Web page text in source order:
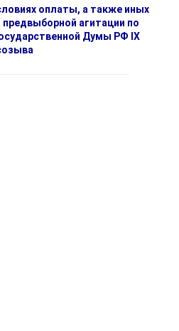
оплаты, а также иных
агитации по
Думы РФ IX